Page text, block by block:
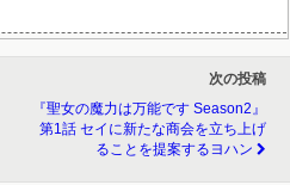
次の投稿
『聖女の魔力は万能です Season2』
第1話 セイに新たな商会を立ち上げ
ることを提案するヨハン